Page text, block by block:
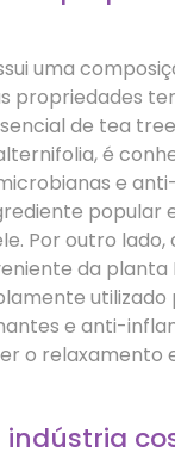
uma
propriedades
de tea
é
e
popular
Por outro lado,
da planta
utilizado
e anti-
o relaxamento
indústria